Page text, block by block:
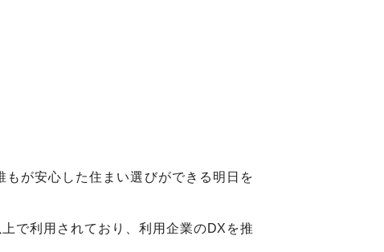
が安心した住まい選びができる明日を
で利用されており、利用企業のDXを推